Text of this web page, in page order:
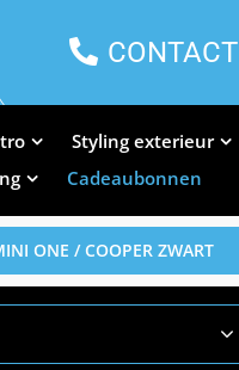
CONTACT
Styling exterieur
Cadeaubonnen
ONE / COOPER ZWART